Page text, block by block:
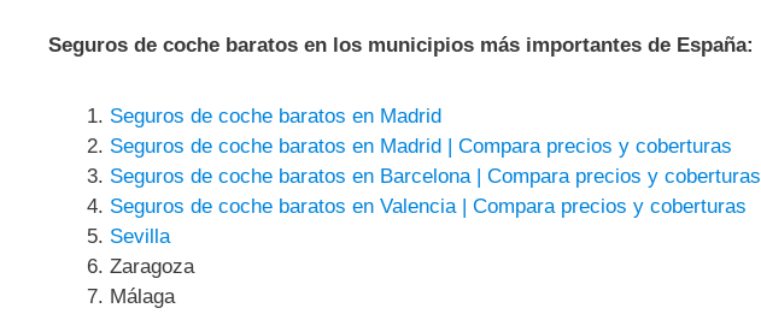
Seguros de coche baratos en los municipios más importantes de España:
Seguros de coche baratos en Madrid
Seguros de coche baratos en Madrid | Compara precios y coberturas
Seguros de coche baratos en Barcelona | Compara precios y coberturas
Seguros de coche baratos en Valencia | Compara precios y coberturas
Sevilla
Zaragoza
Málaga